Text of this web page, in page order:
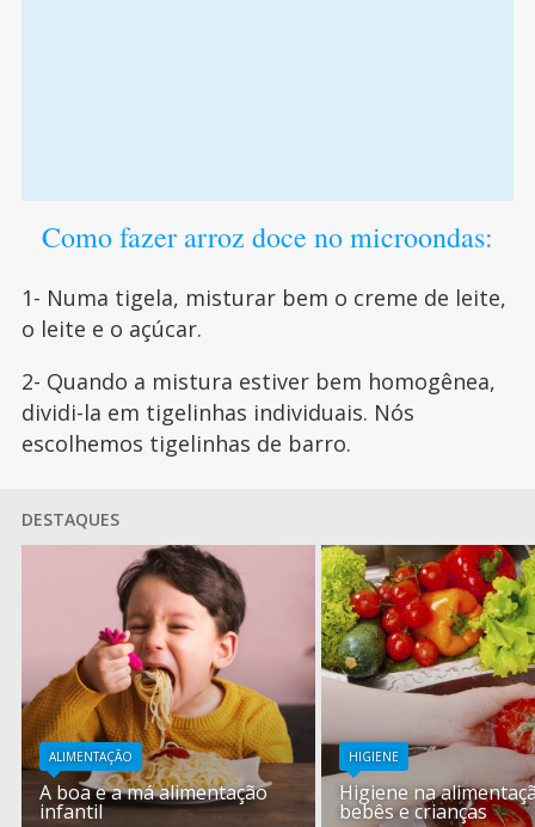
Como fazer arroz doce no microondas:
1- Numa tigela, misturar bem o creme de leite,
o leite e o açúcar.
2- Quando a mistura estiver bem homogênea,
dividi-la em tigelinhas individuais. Nós
escolhemos tigelinhas de barro.
DESTAQUES
ALIMENTAÇÃO
A boa e a má alimentação
infantil
HIGIENE
Higiene na
bebês e crianças